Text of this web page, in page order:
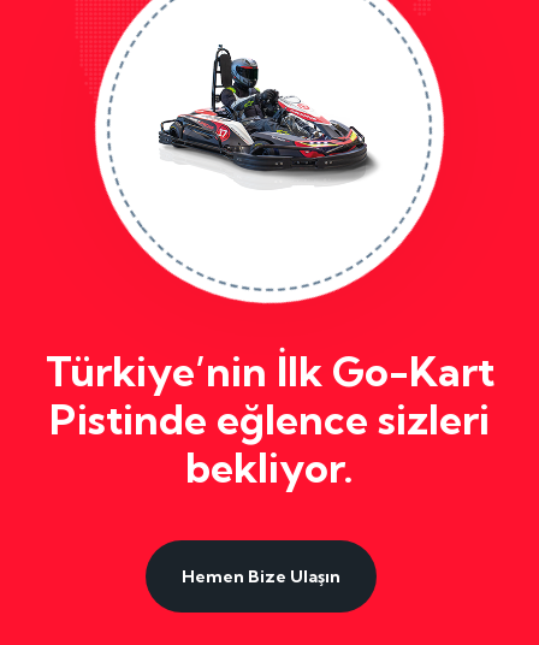
Türkiye’nin İlk Go-Kart
Pistinde eğlence sizleri
bekliyor.
Hemen Bize Ulaşın